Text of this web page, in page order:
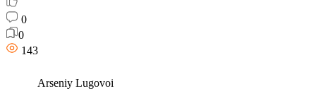
0
0
143
Arseniy Lugovoi